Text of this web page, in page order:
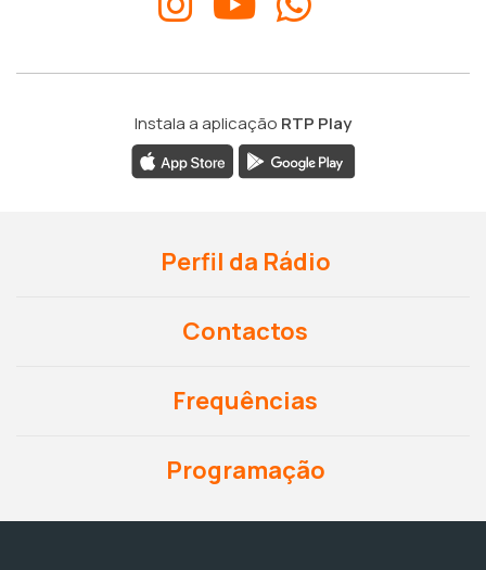
Instala a aplicação RTP Play
Perfil da Rádio
Contactos
Frequências
Programação